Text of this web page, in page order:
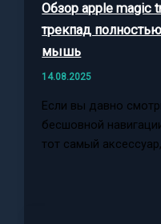
Обзор apple magic
трекпад
мышь
14.08.2025
Если вы давно
бесшовной
тот самый